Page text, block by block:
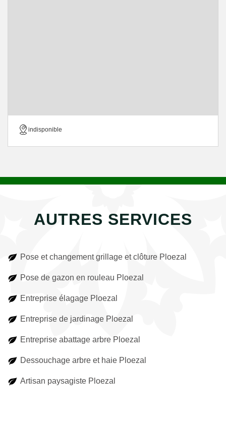
indisponible
AUTRES SERVICES
Pose et changement grillage et clôture Ploezal
Pose de gazon en rouleau Ploezal
Entreprise élagage Ploezal
Entreprise de jardinage Ploezal
Entreprise abattage arbre Ploezal
Dessouchage arbre et haie Ploezal
Artisan paysagiste Ploezal